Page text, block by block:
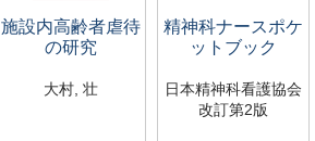
施設内高齢者虐待
の研究
大村, 壮
精神科ナースポケ
ットブック
日本精神科看護協会
改訂第2版